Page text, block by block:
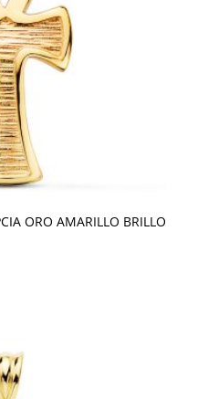
ORO AMARILLO BRILLO